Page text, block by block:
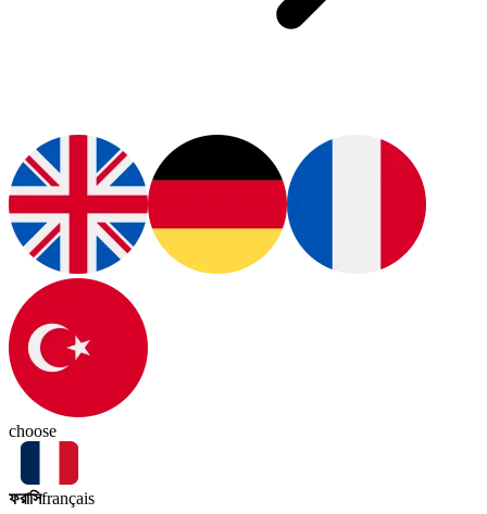
choose
ফরাসিfrançais